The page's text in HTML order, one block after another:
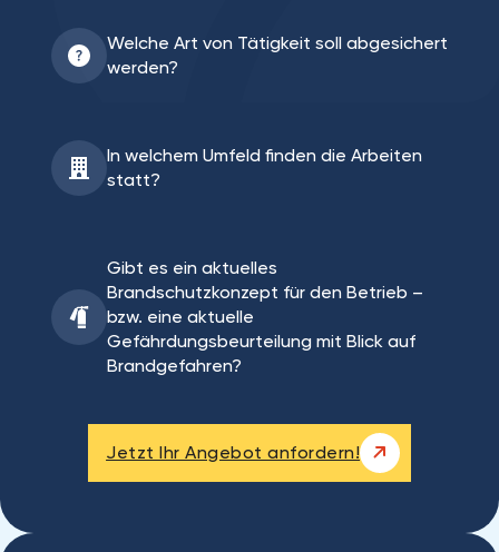
Welche Art von Tätigkeit soll abgesichert
werden?
In welchem Umfeld finden die Arbeiten
statt?
Gibt es ein aktuelles
Brandschutzkonzept für den Betrieb –
bzw. eine aktuelle
Gefährdungsbeurteilung mit Blick auf
Brandgefahren?
Jetzt Ihr Angebot anfordern!